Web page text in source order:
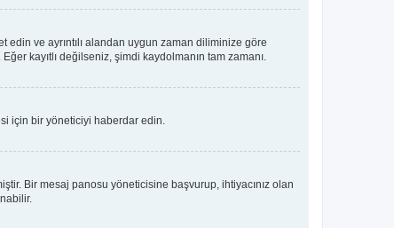
ve ayrıntılı alandan uygun zaman diliminize göre
kayıtlı değilseniz, şimdi kaydolmanın tam zamanı.
için bir yöneticiyi haberdar edin.
Bir mesaj panosu yöneticisine başvurup, ihtiyacınız olan